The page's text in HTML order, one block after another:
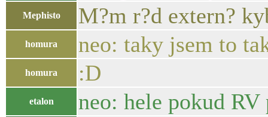
Mephisto M?m r?d extern?
homura neo: taky jsem to
homura :D
etalon neo: hele pokud